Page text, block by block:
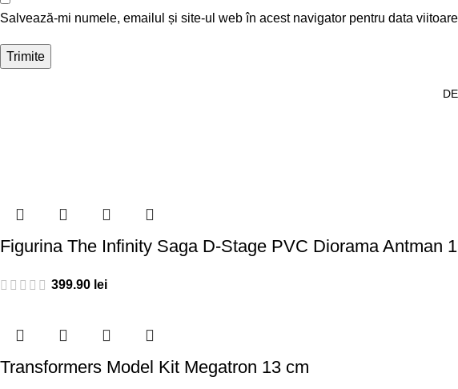
Salvează-mi numele, emailul și site-ul web în acest navigator pentru data
Figurina The Infinity Saga D-Stage PVC Diorama Antman
399.90 lei
Transformers Model Kit Megatron 13 cm